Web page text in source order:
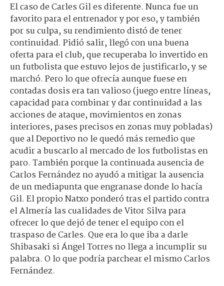
El caso de Carles Gil es diferente. Nunca fue un
favorito para el entrenador y por eso, y también
por su culpa, su rendimiento distó de tener
continuidad. Pidió salir, llegó con una buena
oferta para el club, que recuperaba lo invertido en
un futbolista que estuvo lejos de justificarlo, y se
marchó. Pero lo que ofrecía aunque fuese en
contadas dosis era tan valioso (juego entre líneas,
capacidad para combinar y dar continuidad a las
acciones de ataque, movimientos en zonas
interiores, pases precisos en zonas muy pobladas)
que al Deportivo no le quedó más remedio que
acudir a buscarlo al mercado de los futbolistas en
paro. También porque la continuada ausencia de
Carlos Fernández no ayudó a mitigar la ausencia
de un mediapunta que engranase donde lo hacía
Gil. El propio Natxo ponderó tras el partido contra
el Almería las cualidades de Vitor Silva para
ofrecer lo que dejó de tener el equipo con el
traspaso de Carles. Que era lo que iba a darle
Shibasaki si Ángel Torres no llega a incumplir su
palabra. O lo que podría parchear el mismo Carlos
Fernández.